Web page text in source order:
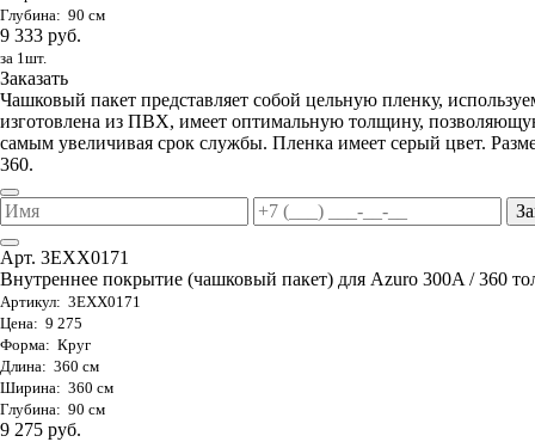
Глубина: 90 см
9 333 руб.
за 1шт.
Заказать
Чашковый пакет представляет собой цельную пленку,
изготовлена из ПВХ, имеет оптимальную толщину,
самым увеличивая срок службы. Пленка имеет серый цвет.
360.
Арт. 3EXX0171
Внутреннее покрытие (чашковый пакет) для Azuro 300A / 360
Артикул: 3EXX0171
Цена: 9 275
Форма: Круг
Длина: 360 см
Ширина: 360 см
Глубина: 90 см
9 275 руб.